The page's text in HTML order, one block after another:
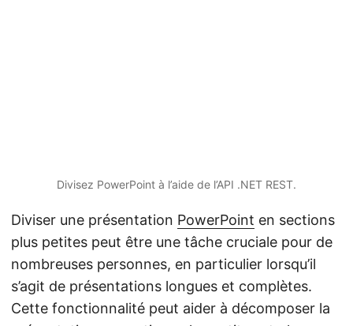
Divisez PowerPoint à l’aide de l’API .NET REST.
Diviser une présentation PowerPoint en sections
plus petites peut être une tâche cruciale pour de
nombreuses personnes, en particulier lorsqu’il
s’agit de présentations longues et complètes.
Cette fonctionnalité peut aider à décomposer la